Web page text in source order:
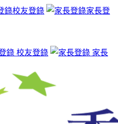
校友登錄
家長登
校友登錄
家長